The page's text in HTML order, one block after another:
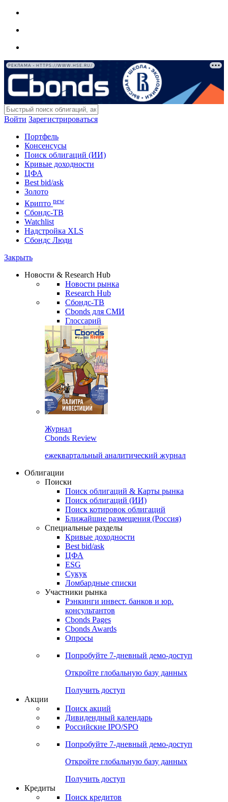
РЕКЛАМА • HTTPS://WWW.HSE.RU/
Войти Зарегистрироваться
Портфель
Консенсусы
Поиск облигаций (ИИ)
Кривые доходности
ЦФА
Best bid/ask
Золото
Крипто new
Сбондс-ТВ
Watchlist
Надстройка XLS
Сбондс Люди
Закрыть
Новости & Research Hub
Новости рынка
Research Hub
Сбондс-ТВ
Cbonds для СМИ
Глоссарий
Журнал
Cbonds Review
ежеквартальный аналитический журнал
Облигации
Поиски
Поиск облигаций & Карты рынка
Поиск облигаций (ИИ)
Поиск котировок облигаций
Ближайшие размещения (Россия)
Специальные разделы
Кривые доходности
Best bid/ask
ЦФА
ESG
Сукук
Ломбардные списки
Участники рынка
Рэнкинги инвест. банков и юр.
консультантов
Cbonds Pages
Cbonds Awards
Опросы
Попробуйте 7-дневный демо-доступ
Откройте глобальную базу данных
Получить доступ
Акции
Поиск акций
Дивидендный календарь
Российские IPO/SPO
Попробуйте 7-дневный демо-доступ
Откройте глобальную базу данных
Получить доступ
Кредиты
Поиск кредитов